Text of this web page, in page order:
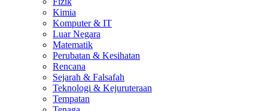
Kimia
Komputer & IT
Luar Negara
Matematik
Perubatan & Kesihatan
Rencana
Sejarah & Falsafah
Teknologi & Kejuruteraan
Tempatan